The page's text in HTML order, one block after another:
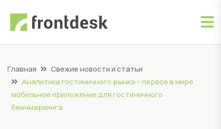
Главная
Свежие новости и статьи
Аналитика гостиничного рынка – первое в мире
мобильное приложение для гостиничного
бенчмаркинга